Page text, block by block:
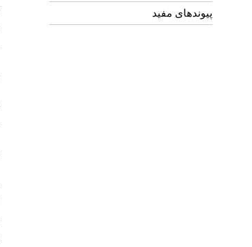
پیوندهای مفید